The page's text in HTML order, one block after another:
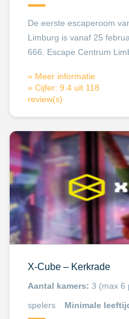
De eerste escaperoom
Limburg is vanaf 25
666. Escape Centrum
» Meer informatie
» Cijfer: 9.4 uit 118
review(s)
X-Cube – Kerkrade
Aantal kamers: 3 (max 6
spelers
Minimale